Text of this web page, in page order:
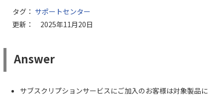
タグ： サポートセンター
更新： 2025年11月20日
Answer
サブスクリプションサービスにご加入のお客様は対象製品に